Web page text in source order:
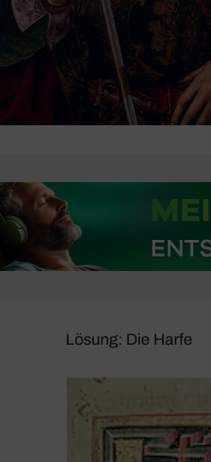
Lösung: Die Harfe